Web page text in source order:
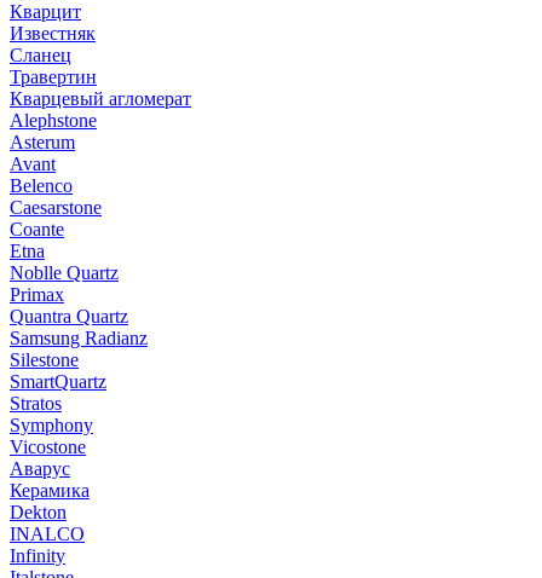
Кварцит
Известняк
Сланец
Травертин
Кварцевый агломерат
Alephstone
Asterum
Avant
Belenco
Caesarstone
Coante
Etna
Noblle Quartz
Primax
Quantra Quartz
Samsung Radianz
Silestone
SmartQuartz
Stratos
Symphony
Vicostone
Аварус
Керамика
Dekton
INALCO
Infinity